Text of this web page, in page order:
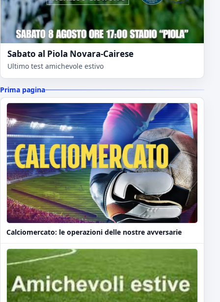
Sabato al Piola Novara-Cairese
Ultimo test amichevole estivo
Prima pagina
Calciomercato: le operazioni delle nostre avversarie